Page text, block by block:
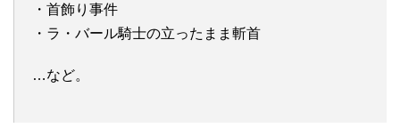
・首飾り事件
・ラ・バール騎士の立ったまま斬首
…など。